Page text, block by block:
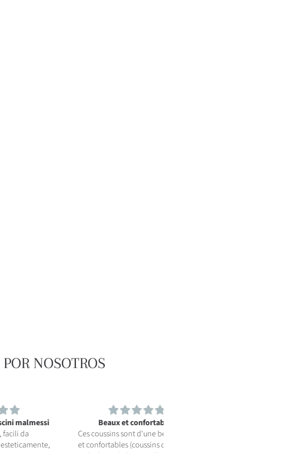
NOSOTROS
Beaux et confortables
Ces coussins sont d'une belle tenue
et confortables (coussins d'assise et